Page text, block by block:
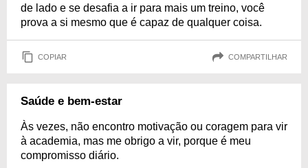
de lado e se desafia a ir para mais um treino, você
prova a si mesmo que é capaz de qualquer coisa.
COPIAR COMPARTILHAR
Saúde e bem-estar
Às vezes, não encontro motivação ou coragem para vir
à academia, mas me obrigo a vir, porque é meu
compromisso diário.